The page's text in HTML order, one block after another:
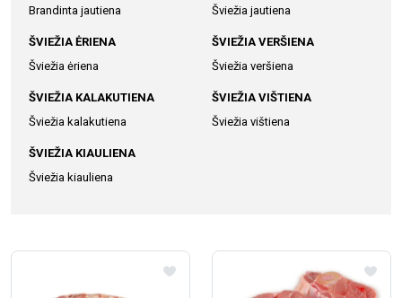
Brandinta jautiena
Šviežia jautiena
ŠVIEŽIA ĖRIENA
Šviežia ėriena
ŠVIEŽIA VERŠIENA
Šviežia veršiena
ŠVIEŽIA KALAKUTIENA
Šviežia kalakutiena
ŠVIEŽIA VIŠTIENA
Šviežia vištiena
ŠVIEŽIA KIAULIENA
Šviežia kiauliena